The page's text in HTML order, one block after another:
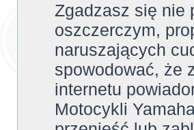
Zgadzasz się nie
oszczerczym,
naruszających
spowodować, że
internetu
Motocykli